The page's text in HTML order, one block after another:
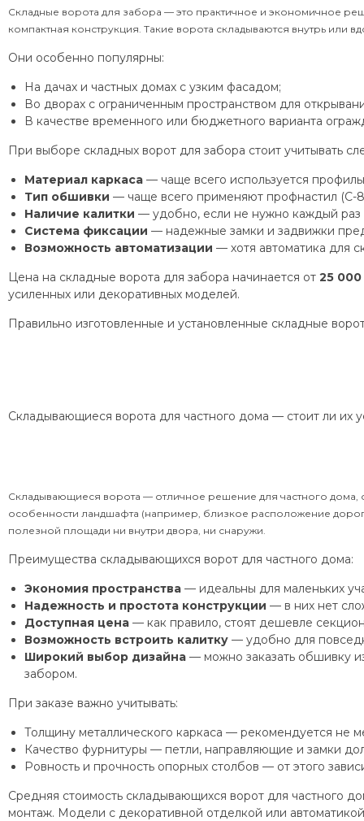
Складные ворота для забора — это практичное и экономичное
компактная конструкция. Такие ворота складываются внутрь или
Они особенно популярны:
На дачах и частных домах с узким фасадом;
Во дворах с ограниченным пространством для
В качестве временного или бюджетного варианта
При выборе складных ворот для забора стоит учитывать
Материал каркаса — чаще всего используется
Тип обшивки — чаще всего применяют профнастил (С-
Наличие калитки — удобно, если не нужно каждый раз
Система фиксации — надежные замки и задвижки
Возможность автоматизации — хотя автоматика для
Цена на складные ворота для забора начинается от 25
усиленных или декоративных моделей.
Правильно изготовленные и установленные складные
Складывающиеся ворота для частного дома — стоит ли их
Складывающиеся ворота — отличное решение для частного дома,
особенности ландшафта (например, близкое расположение
полезной площади ни внутри двора, ни снаружи.
Преимущества складывающихся ворот для частного дома:
Экономия пространства — идеальны для маленьких
Надежность и простота конструкции — в них нет
Доступная цена — как правило, стоят дешевле
Возможность встроить калитку — удобно для
Широкий выбор дизайна — можно заказать обшивку
забором.
При заказе важно учитывать:
Толщину металлического каркаса — рекомендуется не
Качество фурнитуры — петли, направляющие и замки
Ровность и прочность опорных столбов — от этого
Средняя стоимость складывающихся ворот для частного
монтаж. Модели с декоративной отделкой или